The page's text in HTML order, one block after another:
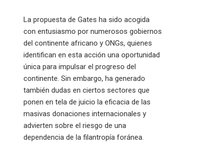
La propuesta de Gates ha sido acogida
con entusiasmo por numerosos gobiernos
del continente africano y ONGs, quienes
identifican en esta acción una oportunidad
única para impulsar el progreso del
continente. Sin embargo, ha generado
también dudas en ciertos sectores que
ponen en tela de juicio la eficacia de las
masivas donaciones internacionales y
advierten sobre el riesgo de una
dependencia de la filantropía foránea.